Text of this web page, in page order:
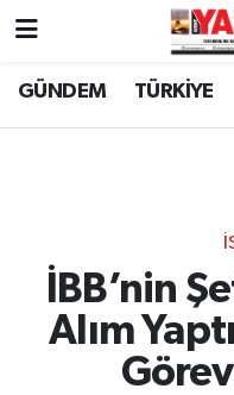
GÜNDEM TÜRKİYE
İBB’nin
Alım